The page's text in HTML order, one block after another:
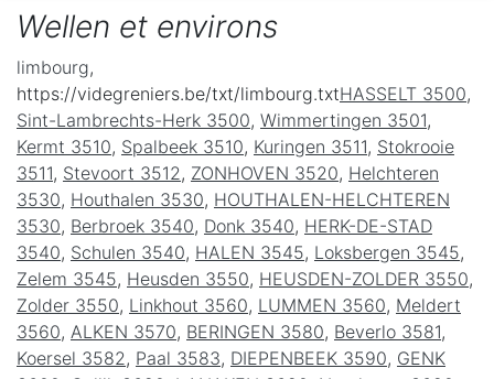
Wellen et environs
limbourg,
https://videgreniers.be/txt/limbourg.txtHASSELT 3500,
Sint-Lambrechts-Herk 3500, Wimmertingen 3501,
Kermt 3510, Spalbeek 3510, Kuringen 3511, Stokrooie
3511, Stevoort 3512 , ZONHOVEN 3520, Helchteren
3530, Houthalen 3530, HOUTHALEN-HELCHTEREN
3530, Berbroek 3540, Donk 3540, HERK-DE-STAD
3540, Schulen 3540, HALEN 3545, Loksbergen 3545,
Zelem 3545, Heusden 3550, HEUSDEN-ZOLDER 3550,
Zolder 3550, Linkhout 3560, LUMMEN 3560, Meldert
3560, ALKEN 3570, BERINGEN 3580, Beverlo 3581,
Koersel 3582 , Paal 3583, DIEPENBEEK 3590, GENK